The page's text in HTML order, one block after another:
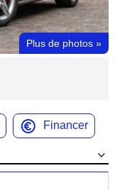
Plus de photos »
Financer